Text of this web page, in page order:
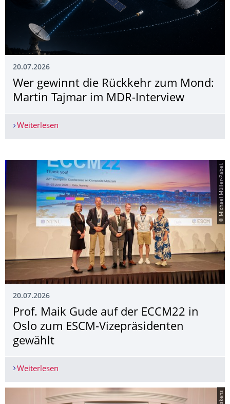
20.07.2026
Wer gewinnt die Rückkehr zum Mond:
Martin Tajmar im MDR-Interview
Weiterlesen
© Michael Müller-Pabel.
20.07.2026
Prof. Maik Gude auf der ECCM22 in
Oslo zum ESCM-Vizepräsidenten
gewählt
Weiterlesen